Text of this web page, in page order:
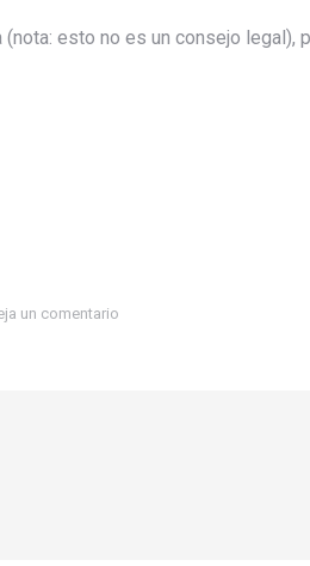
esto no es un consejo legal),
un comentario